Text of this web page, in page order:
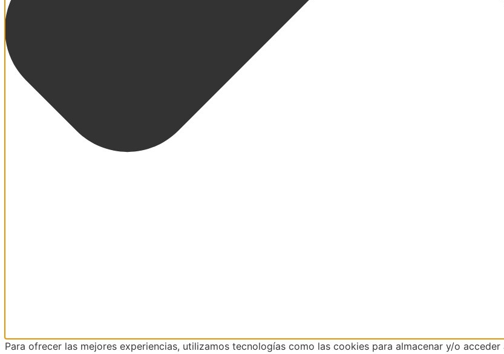
Para ofrecer las mejores experiencias, utilizamos tecnologías como las cookies para almacenar y/o